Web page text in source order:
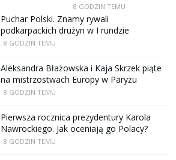
8 GODZIN TEMU
Puchar Polski. Znamy rywali
podkarpackich drużyn w I rundzie
8 GODZIN TEMU
Aleksandra Błażowska i Kaja Skrzek piąte
na mistrzostwach Europy w Paryżu
8 GODZIN TEMU
Pierwsza rocznica prezydentury Karola
Nawrockiego. Jak oceniają go Polacy?
8 GODZIN TEMU